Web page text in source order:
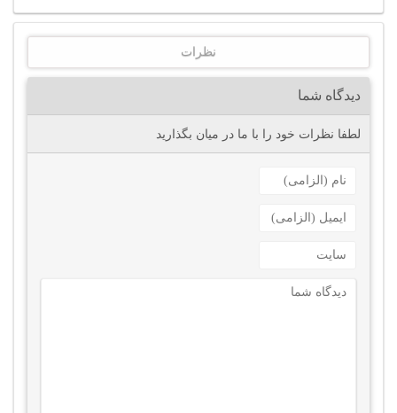
نظرات
دیدگاه شما
لطفا نظرات خود را با ما در میان بگذارید